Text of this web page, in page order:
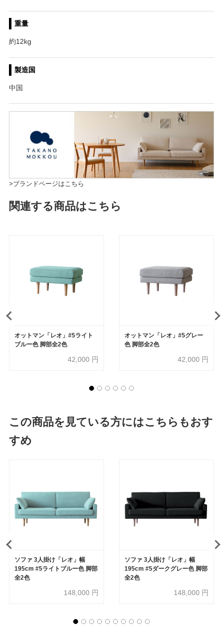
重量
約12kg
製造国
中国
>ブランドページはこちら
関連する商品はこちら
オットマン「レオ」#5ライト
ブルー色 脚部全2色
42,000 円
オットマン「レオ」#5グレー
色 脚部全2色
42,000 円
この商品を見ている方にはこちらもおす
すめ
ソファ 3人掛け「レオ」幅
195cm #5ライトブルー色 脚部
全2色
148,000 円
ソファ 3人掛け「レオ」幅
195cm #5ダークグレー色 脚部
全2色
148,000 円